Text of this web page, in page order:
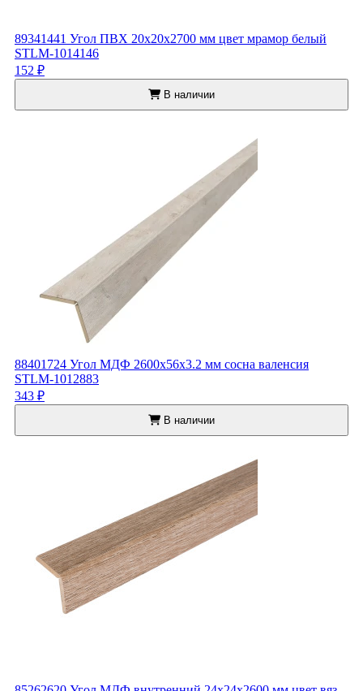
89341441 Угол ПВХ 20x20x2700 мм цвет мрамор белый
STLM-1014146
152 ₽
В наличии
88401724 Угол МДФ 2600x56x3.2 мм сосна валенсия
STLM-1012883
343 ₽
В наличии